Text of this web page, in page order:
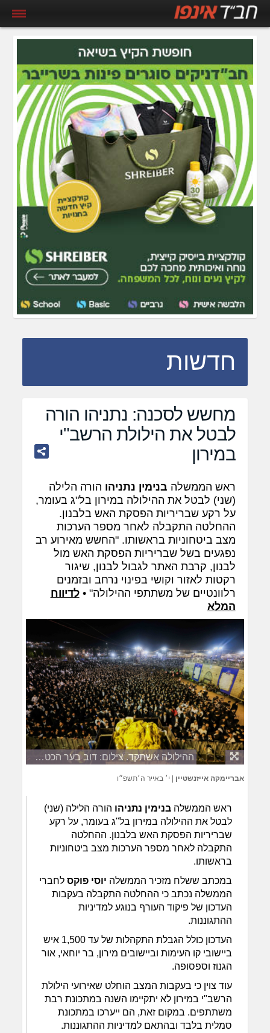
חדשות
מחשש לסכנה: נתניהו הורה
לבטל את הילולת הרשב"י
במירון
ראש הממשלה בנימין נתניהו הורה הלילה
(שני) לבטל את ההילולה במירון בל"ג בעומר,
על רקע שבריריות הפסקת האש בלבנון.
ההחלטה התקבלה לאחר מספר הערכות
מצב ביטחוניות בראשותו. "החשש מאירוע רב
נפגעים בשל שבריריות הפסקת האש מול
לבנון, קרבת האתר לגבול לבנון, שיגור
רקטות לאזור וקושי בפינוי נרחב ובזמנים
רלוונטיים של משתתפי ההילולה" •לדיווח
המלא
ההילולה אשתקד. צילום: דוב בער הכטמן, ארכיון
אבריימקה אייזנשטיין י׳ באייר ה׳תשפ״ו
ראש הממשלהבנימין נתניהו הורה הלילה (שני)
לבטל את ההילולה במירון בל"ג בעומר, על רקע
שבריריות הפסקת האש בלבנון. ההחלטה
התקבלה לאחר מספר הערכות מצב ביטחוניות
בראשותו.
במכתב ששלח מזכיר הממשלה יוסי פוקס לחברי
הממשלה נכתב כי ההחלטה התקבלה בעקבות
העדכון של פיקוד העורף בנוגע למדיניות
ההתגוננות.
העדכון כולל הגבלת התקהלות של עד 1,500 איש
ביישובי קו העימות וביישובים מירון, בר יוחאי, אור
הגנוז וספסופה.
עוד צוין כי בעקבות המצב הוחלט שאירועי הילולת
הרשב"י במירון לא יתקיימו השנה במתכונת רבת
משתתפים. במקום זאת, הם ייערכו במתכונת
סמלית בלבד ובהתאם למדיניות ההתגוננות.